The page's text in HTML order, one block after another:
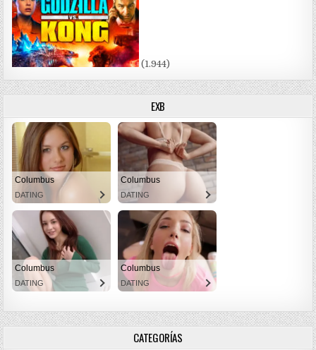
(1.944)
EXB
CATEGORÍAS